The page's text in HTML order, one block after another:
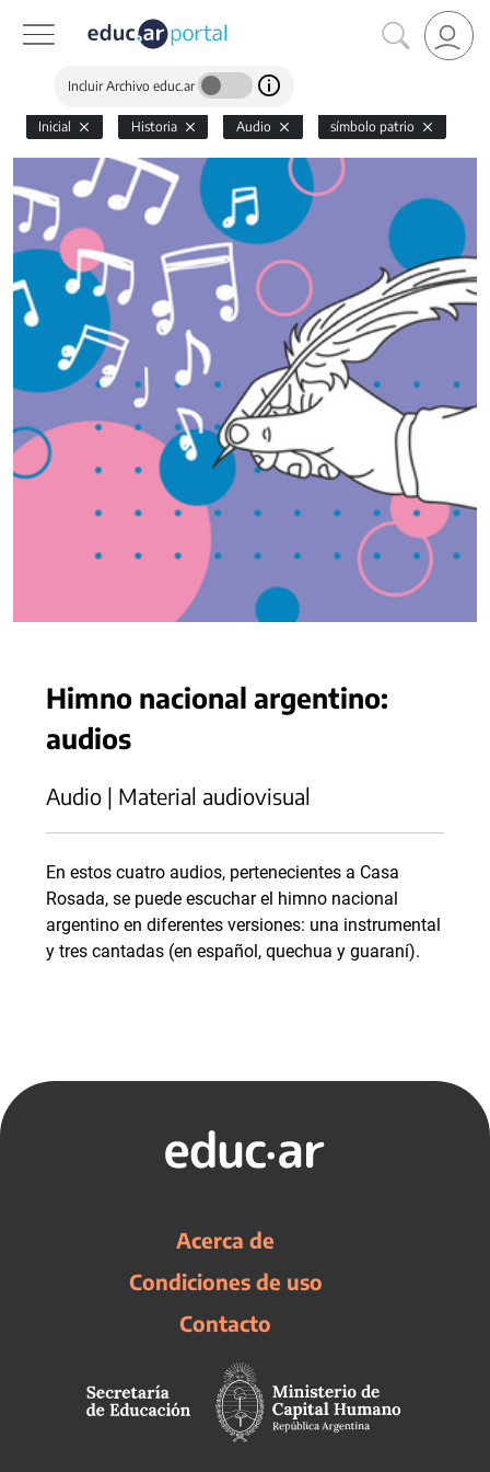
Incluir Archivo educ.ar
Inicial Historia Audio símbolo patrio
Himno nacional argentino:
audios
Audio | Material audiovisual
En estos cuatro audios, pertenecientes a Casa
Rosada, se puede escuchar el himno nacional
argentino en diferentes versiones: una instrumental
y tres cantadas (en español, quechua y guaraní).
Acerca de
Condiciones de uso
Contacto